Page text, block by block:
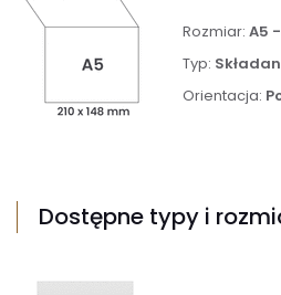
Rozmiar: A5
Typ:
Orientacja:
Dostępne typy i